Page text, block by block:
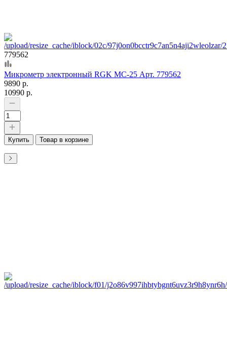
779562
Микрометр электронный RGK MC-25 Арт. 779562
9890 р.
10990 р.
Купить Товар в корзине